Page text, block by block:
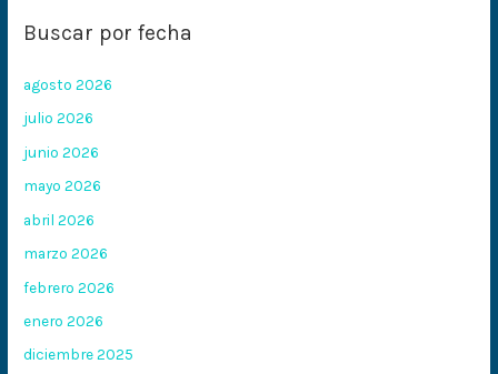
Buscar por fecha
agosto 2026
julio 2026
junio 2026
mayo 2026
abril 2026
marzo 2026
febrero 2026
enero 2026
diciembre 2025